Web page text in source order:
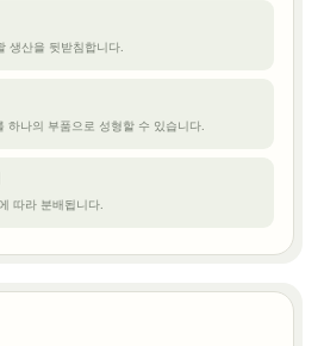
생산을 뒷받침합니다.
하나의 부품으로 성형할 수 있습니다.
따라 분배됩니다.